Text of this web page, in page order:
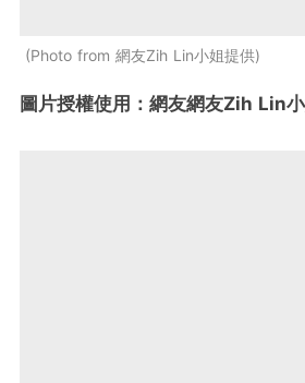
Photo from 網友Zih Lin小姐提供
圖片授權使用：網友網友Zih Lin